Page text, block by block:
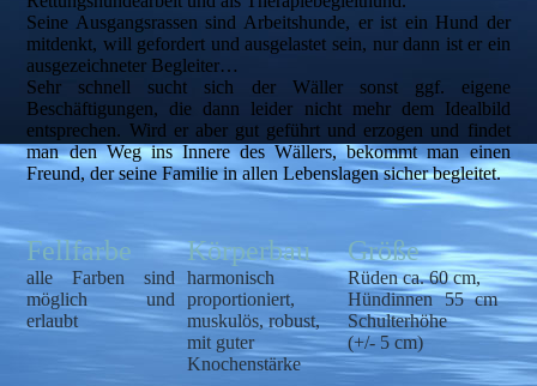
Seine Ausgangsrassen sind Arbeitshunde, er ist ein Hund der
mitdenkt, will gefordert und ausgelastet sein, nur dann ist er ein
ausgezeichneter Begleiter…
Sehr schnell sucht sich der Wäller sonst ggf. eigene
Beschäftigungen, die dann leider nicht mehr dem Idealbild
entsprechen. Wird er aber gut geführt und erzogen und findet
man den Weg ins Innere des Wällers, bekommt man einen
Freund, der seine Familie in allen Lebenslagen sicher begleitet.
Fellfarbe
alle Farben sind
möglich und
erlaubt
Körperbau
harmonisch
proportioniert,
muskulös, robust,
mit guter
Knochenstärke
Größe
Rüden ca. 60 cm,
Hündinnen 55 cm
Schulterhöhe
(+/- 5 cm)